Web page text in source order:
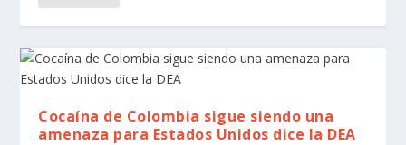
Cocaína de Colombia sigue siendo una
amenaza para Estados Unidos dice la DEA